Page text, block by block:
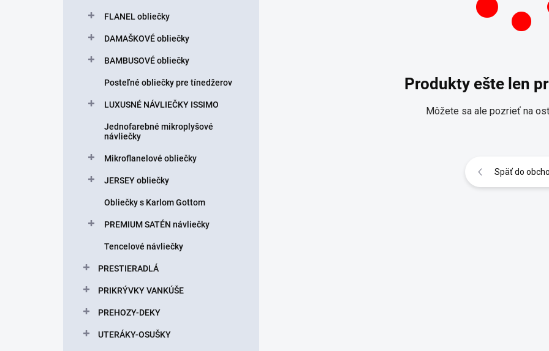
FLANEL obliečky
DAMAŠKOVÉ obliečky
BAMBUSOVÉ obliečky
Posteľné obliečky pre tínedžerov
LUXUSNÉ NÁVLIEČKY ISSIMO
Jednofarebné mikroplyšové
návliečky
Mikroflanelové obliečky
JERSEY obliečky
Obliečky s Karlom Gottom
PREMIUM SATÉN návliečky
Tencelové návliečky
PRESTIERADLÁ
PRIKRÝVKY VANKÚŠE
PREHOZY-DEKY
UTERÁKY-OSUŠKY
Produkty ešte len
Môžete sa ale pozrieť na
Späť do